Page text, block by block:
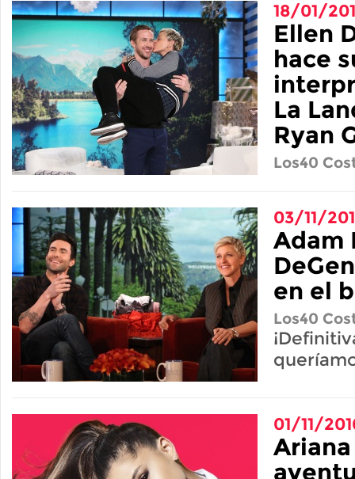
18/01/
Ellen
hace
La
Ryan
Los40
03/11/
Adam
en el
Los40
01/11/